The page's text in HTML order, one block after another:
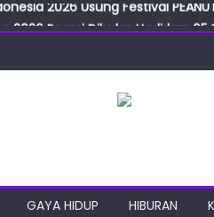
2026 Resmi Dibuka, Hadirkan
2026 Usung Festival
GAYA HIDUP HIBURAN